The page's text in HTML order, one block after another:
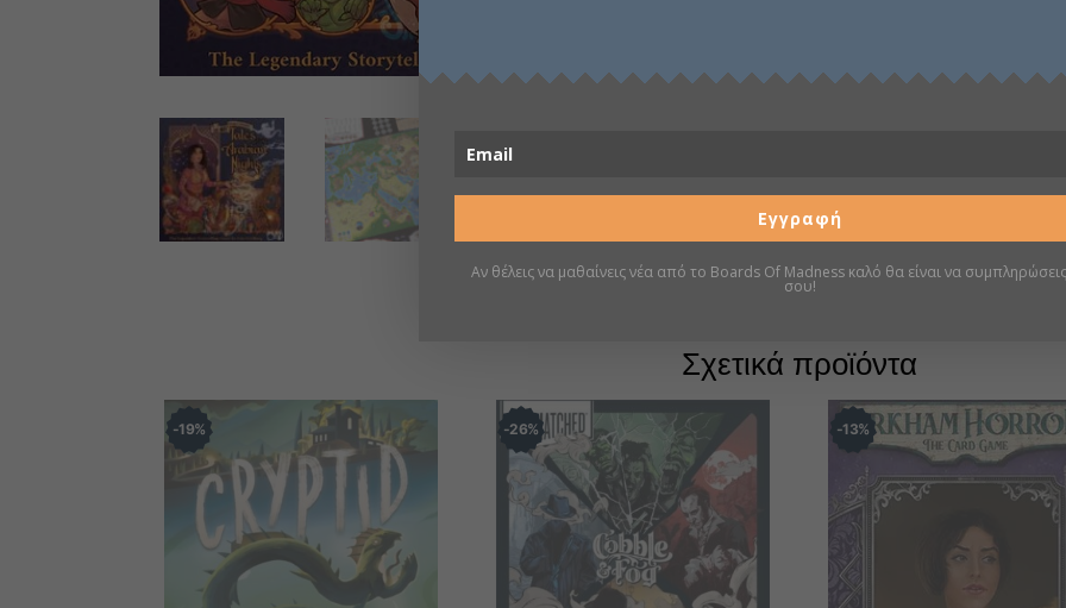
Πληροφορίες
Σελίδα boardgamegeek
Σχετικά προϊόντα
19% 26% 13%
Εγγραφή
Αν θέλεις να μαθαίνεις νέα από το Boards Of Madness καλό θα είναι να
σου!